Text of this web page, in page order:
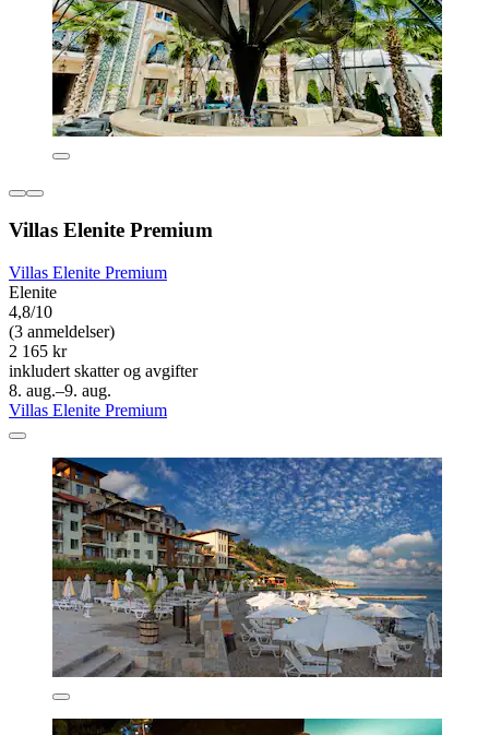
Villas Elenite Premium
Villas Elenite Premium
Elenite
4,8/10
(3 anmeldelser)
2 165 kr
inkludert skatter og avgifter
8. aug.–9. aug.
Villas Elenite Premium